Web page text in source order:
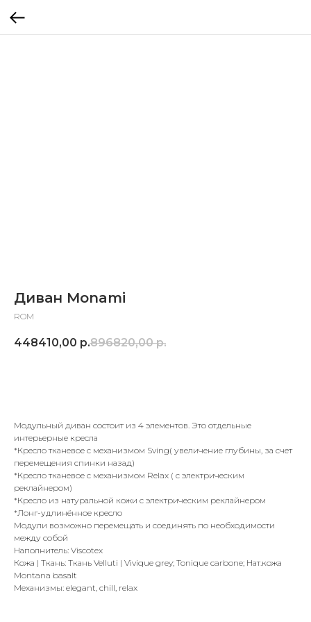
Диван Monami
ROM
448410,00 р.896820,00 р.
Модульный диван состоит из 4 элементов. Это отдельные
интерьерные кресла
*Кресло тканевое с механизмом Sving( увеличение глубины, за счет
перемещения спинки назад)
*Кресло тканевое с механизмом Relax ( с электрическим
реклайнером)
*Кресло из натуральной кожи с электрическим реклайнером
*Лонг-удлинённое кресло
Модули возможно перемещать и соединять по необходимости
между собой
Наполнитель: Viscotex
Кожа | Ткань: Ткань Velluti | Vivique grey; Tonique carbone; Нат.кожа
Montana basalt
Механизмы: elegant, chill, relax